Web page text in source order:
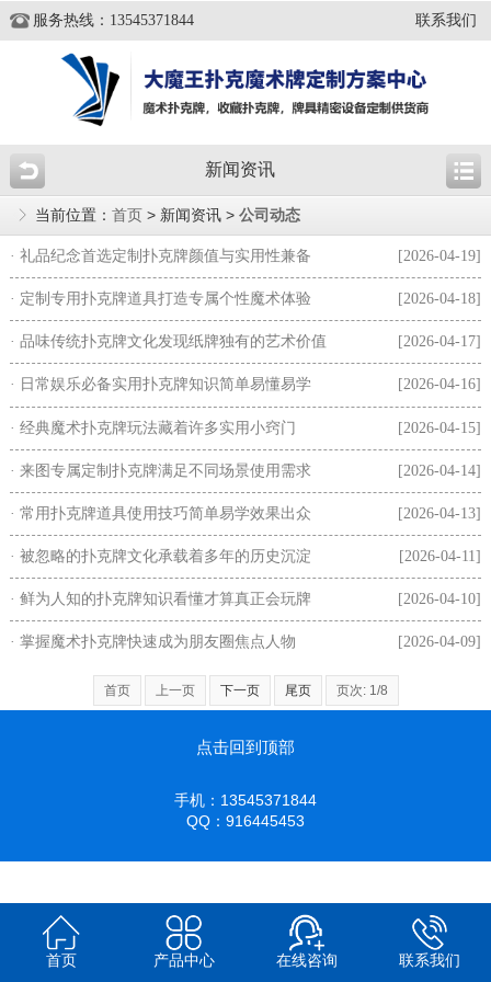
服务热线：13545371844 联系我们
新闻资讯
当前位置： 首页 > 新闻资讯 > 公司动态
[2026-04-19]
· 礼品纪念首选定制扑克牌颜值与实用性兼备
[2026-04-18]
· 定制专用扑克牌道具打造专属个性魔术体验
[2026-04-17]
· 品味传统扑克牌文化发现纸牌独有的艺术价值
[2026-04-16]
· 日常娱乐必备实用扑克牌知识简单易懂易学
[2026-04-15]
· 经典魔术扑克牌玩法藏着许多实用小窍门
[2026-04-14]
· 来图专属定制扑克牌满足不同场景使用需求
[2026-04-13]
· 常用扑克牌道具使用技巧简单易学效果出众
[2026-04-11]
· 被忽略的扑克牌文化承载着多年的历史沉淀
[2026-04-10]
· 鲜为人知的扑克牌知识看懂才算真正会玩牌
[2026-04-09]
· 掌握魔术扑克牌快速成为朋友圈焦点人物
首页 上一页 下一页 尾页 页次: 1/8
点击回到顶部
手机：13545371844
QQ：916445453
首页 产品中心 在线咨询 联系我们